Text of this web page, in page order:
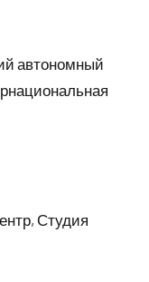
автономный
Студия